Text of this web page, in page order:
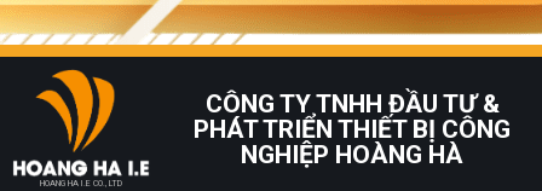
HOANG HA I.E CO., LTD
CÔNG TY TNHH ĐẦU TƯ &
PHÁT TRIỂN THIẾT BỊ CÔNG
NGHIỆP HOÀNG HÀ